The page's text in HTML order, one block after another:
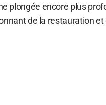
plongée encore plus
de la restauration